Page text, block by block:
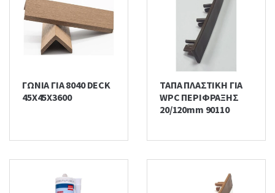
ΓΩΝΙΑ ΓΙΑ 8040 DECK
45Χ45Χ3600
ΤΑΠΑ ΠΛΑΣΤΙΚΗ ΓΙΑ
WPC ΠΕΡΙΦΡΑΞΗΣ
20/120mm 90110